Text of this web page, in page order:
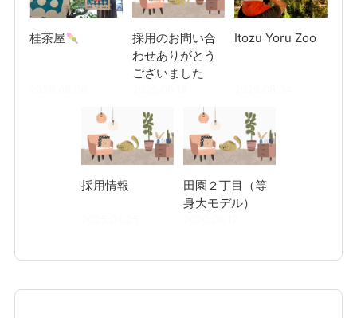
桂茶屋
採用のお問い合
わせありがとう
ございました
Itozu Yoru Zoo
採用情報
田園２丁目（等
身大モデル）